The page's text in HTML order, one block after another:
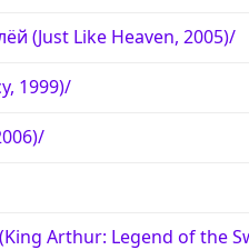
(Just Like Heaven, 2005)/
1999)/
Arthur: Legend of the